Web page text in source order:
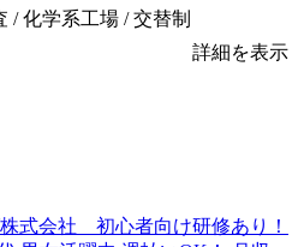
/ 化学系工場 / 交替制
詳細を表示